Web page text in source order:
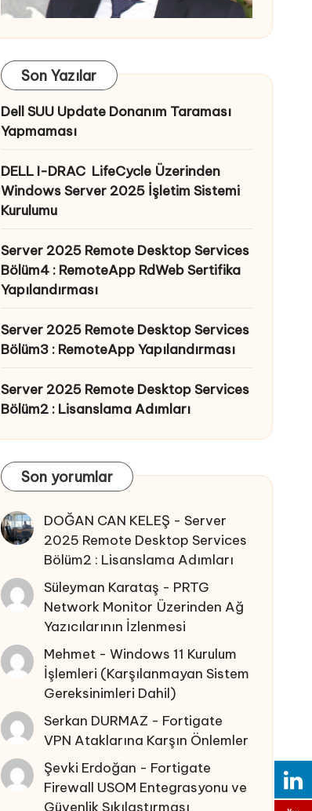
Son Yazılar
Dell SUU Update Donanım Taraması
Yapmaması
DELL I-DRAC LifeCycle Üzerinden
Windows Server 2025 İşletim Sistemi
Kurulumu
Server 2025 Remote Desktop Services
Bölüm4 : RemoteApp RdWeb Sertifika
Yapılandırması
Server 2025 Remote Desktop Services
Bölüm3 : RemoteApp Yapılandırması
Server 2025 Remote Desktop Services
Bölüm2 : Lisanslama Adımları
Son yorumlar
DOĞAN CAN KELEŞ -Server
2025 Remote Desktop Services
Bölüm2 : Lisanslama Adımları
Süleyman Karataş - PRTG
Network Monitor Üzerinden Ağ
Yazıcılarının İzlenmesi
Mehmet -Windows 11 Kurulum
İşlemleri (Karşılanmayan Sistem
Gereksinimleri Dahil)
Serkan DURMAZ - Fortigate
VPN Ataklarına Karşın Önlemler
Şevki Erdoğan - Fortigate
Firewall USOM Entegrasyonu ve
Güvenlik Sıkılaştırması